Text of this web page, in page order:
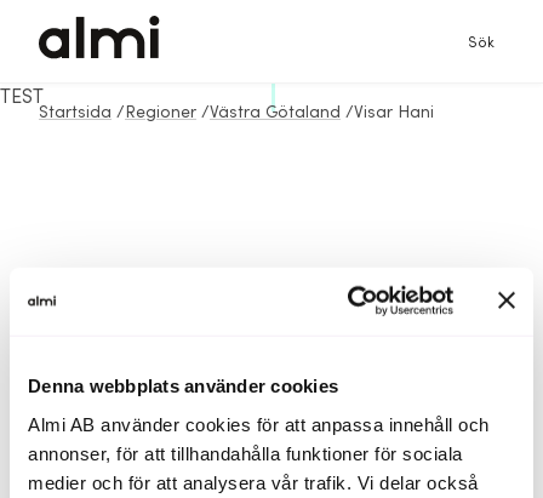
Denna webbplats använder cookies
Almi AB använder cookies för att anpassa innehåll och
annonser, för att tillhandahålla funktioner för sociala
medier och för att analysera vår trafik. Vi delar också
Sök
Startsida / Regioner /Västra Götaland /Visar Hani
TEST